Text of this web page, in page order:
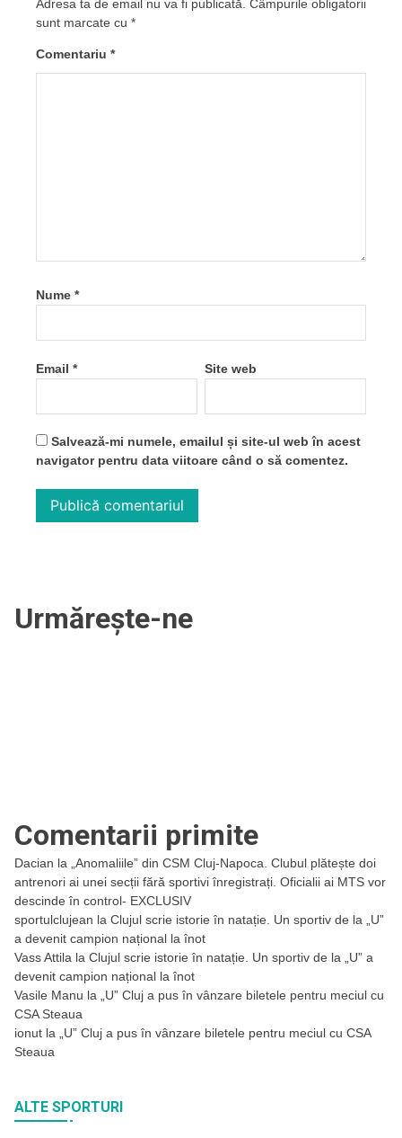
Adresa ta de email nu va fi publicată. Câmpurile obligatorii
sunt marcate cu *
Comentariu *
Nume *
Email * Site web
Salvează-mi numele, emailul și site-ul web în acest
navigator pentru data viitoare când o să comentez.
Urmărește-ne
Comentarii primite
Dacian la „Anomaliile” din CSM Cluj-Napoca. Clubul plătește doi
antrenori ai unei secții fără sportivi înregistrați. Oficialii ai MTS vor
descinde în control- EXCLUSIV
sportulclujean la Clujul scrie istorie în natație. Un sportiv de la „U”
a devenit campion național la înot
Vass Attila la Clujul scrie istorie în natație. Un sportiv de la „U” a
devenit campion național la înot
Vasile Manu la „U” Cluj a pus în vânzare biletele pentru meciul cu
CSA Steaua
ionut la „U” Cluj a pus în vânzare biletele pentru meciul cu CSA
Steaua
ALTE SPORTURI